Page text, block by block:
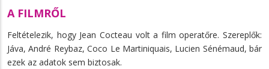
A FILMRŐL
Feltételezik, hogy Jean Cocteau volt a film operatőre. Szereplők:
Jáva, André Reybaz, Coco Le Martiniquais, Lucien Sénémaud, bár
ezek az adatok sem biztosak.